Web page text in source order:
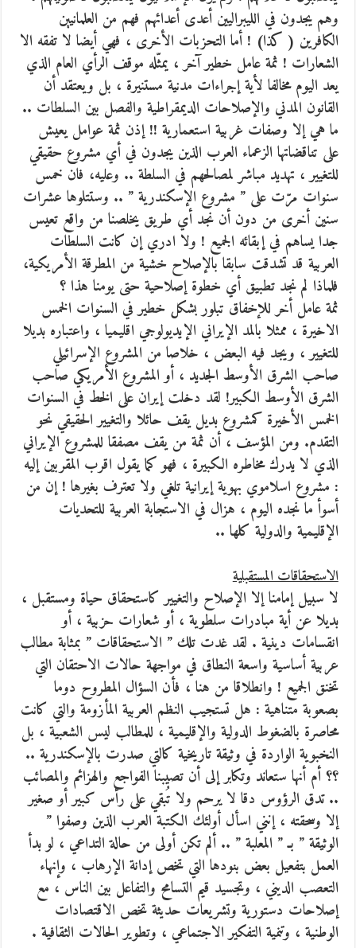
وهم يجدون في الليبراليين أعدى أعدائهم فهم من العلمانيين
الكافرين ( كذا) ! أما التحزبات الأخرى ، فهي أيضا لا تفقه الا
الشعارات ! ثمة عامل خطير آخر ، يمثّله موقف الرأي العام الذي
يعد اليوم مخالفا لأية إجراءات مدنية مستنيرة ، بل ويعتقد أن
القانون المدني والإصلاحات الديمقراطية والفصل بين السلطات ..
ما هي إلا وصفات غربية استعمارية !! إذن ثمة عوامل يعيش
على تناقضاتها الزعماء العرب الذين يجدون في أي مشروع حقيقي
للتغيير ، تهديد مباشر لمصالحهم في السلطة .. وعليه، فان خمس
سنوات مرّت على ” مشروع الإسكندرية ” .. وستتلوها عشرات
سنين أخرى من دون أن نجد أي طريق يخلصنا من واقع تعيس
جدا يساهم في إبقائه الجميع ! ولا ادري إن كانت السلطات
العربية قد تشدقت سابقا بالإصلاح خشية من المطرقة الأمريكية،
فلماذا لم نجد تطبيق أي خطوة إصلاحية حتى يومنا هذا ؟
ثمة عامل أخر للإخفاق تبلور بشكل خطير في السنوات الخمس
الاخيرة ، ممثلا بالمد الإيراني الإيديولوجي اقليميا ، واعتباره بديلا
للتغيير ، ويجد فيه البعض ، خلاصا من المشروع الإسرائيلي
صاحب الشرق الأوسط الجديد ، أو المشروع الأمريكي صاحب
الشرق الأوسط الكبير! لقد دخلت إيران على الخط في السنوات
الخمس الأخيرة كمشروع بديل يقف حائلا والتغيير الحقيقي نحو
التقدم. ومن المؤسف ، أن ثمة من يقف مصفقا للمشروع الإيراني
الذي لا يدرك مخاطره الكبيرة ، فهو كما يقول اقرب المقربين إليه
: مشروع اسلاموي بهوية إيرانية تلغي ولا تعترف بغيرها ! إن من
أسوأ ما نجده اليوم ، هزال في الاستجابة العربية للتحديات
الإقليمية والدولية كلها ..
الاستحقاقات المستقبلية
لا سبيل إمامنا إلا الإصلاح والتغيير كاستحقاق حياة ومستقبل ،
بديلا عن أية مبادرات سلطوية ، أو شعارات حزبية ، أو
انقسامات دينية . لقد غدت تلك ” الاستحقاقات ” بمثابة مطالب
عربية أساسية واسعة النطاق في مواجهة حالات الاحتقان التي
تخنق الجميع ! وانطلاقا من هنا ، فأن السؤال المطروح دوما
بصعوبة متناهية : هل تستجيب النظم العربية المأزومة والتي كانت
محاصرة بالضغوط الدولية والإقليمية ، للمطالب ليس الشعبية ، بل
النخبوية الواردة في وثيقة تاريخية كالتي صدرت بالإسكندرية ..
؟؟ أم أنها ستعاند وتكابر إلى أن تصيبنا الفواجع والهزائم والمصائب
.. تدق الرؤوس دقا لا يرحم ولا تُبقي على رأس كبير أو صغير
إلا وسحقته ، إنني اسأل أولئك الكتبة العرب الذين وصفوا ”
الوثيقة ” بـ ” المعلبة ” .. ألم تكن أولى من حالة التداعي ، لو بدأ
العمل بتفعيل بعض بنودها التي تخص إدانة الإرهاب ، وإنهاء
التعصب الديني ، وتجسيد قيم التسامح والتفاعل بين الناس ، مع
إصلاحات دستورية وتشريعات حديثة تخص الاقتصادات
الوطنية ، وتنمية التفكير الاجتماعي ، وتطوير الحالات الثقافية .